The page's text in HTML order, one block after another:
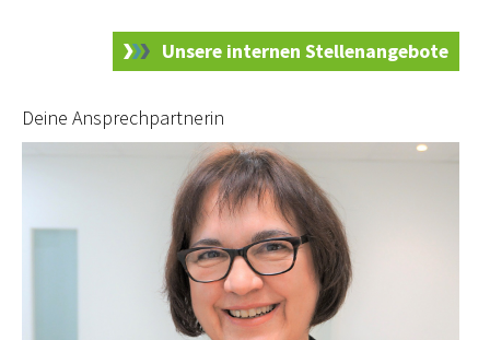
Unsere internen Stellenangebote
Deine Ansprechpartnerin